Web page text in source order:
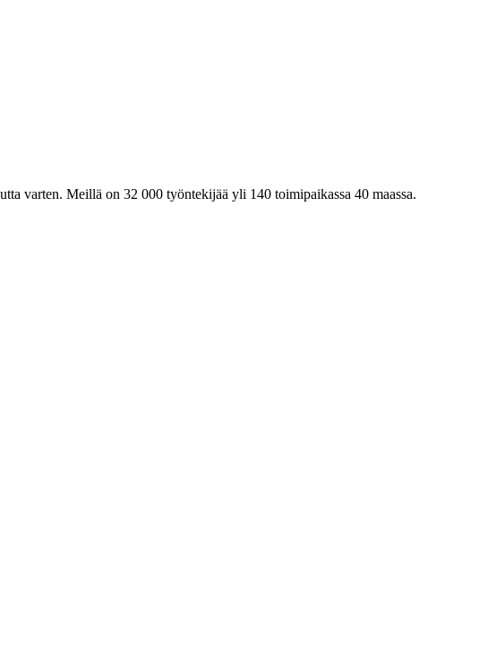
varten. Meillä on 32 000 työntekijää yli 140 toimipaikassa 40 maassa.